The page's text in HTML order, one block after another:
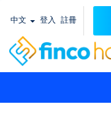
中文 登入 註冊